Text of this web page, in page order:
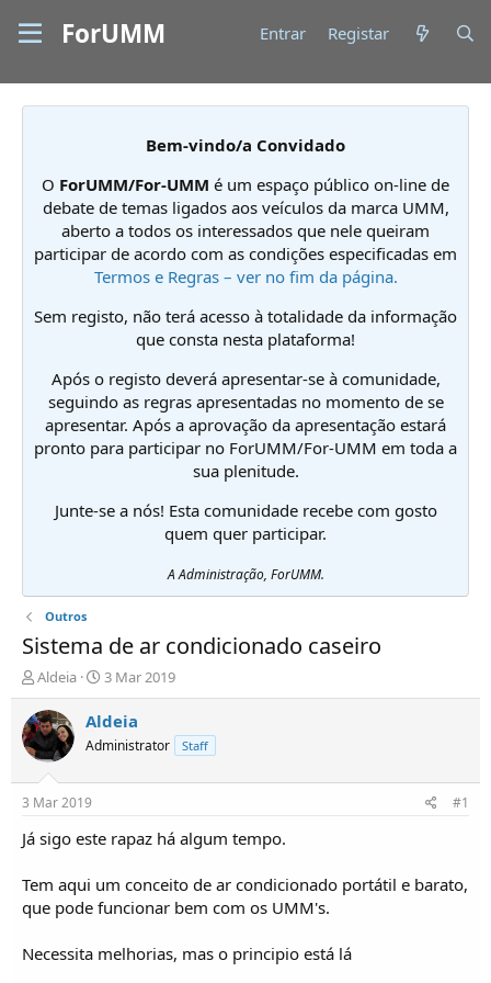
ForUMM Entrar Registar
Bem-vindo/a Convidado
O ForUMM/For-UMM é um espaço público on-line de
debate de temas ligados aos veículos da marca UMM,
aberto a todos os interessados que nele queiram
participar de acordo com as condições especificadas em
Termos e Regras – ver no fim da página.
Sem registo, não terá acesso à totalidade da informação
que consta nesta plataforma!
Após o registo deverá apresentar-se à comunidade,
seguindo as regras apresentadas no momento de se
apresentar. Após a aprovação da apresentação estará
pronto para participar no ForUMM/For-UMM em toda a
sua plenitude.
Junte-se a nós! Esta comunidade recebe com gosto
quem quer participar.
A Administração, ForUMM.
Outros
Sistema de ar condicionado caseiro
I
n
i
c
i
d
o
r
T
ó
i
Aldeia
D
a
t
d
í
o
3 Mar 2019
Aldeia
Administrator Staff
3 Mar 2019 #1
Já sigo este rapaz há algum tempo.
Tem aqui um conceito de ar condicionado portátil e barato,
que pode funcionar bem com os UMM's.
Necessita melhorias, mas o principio está lá